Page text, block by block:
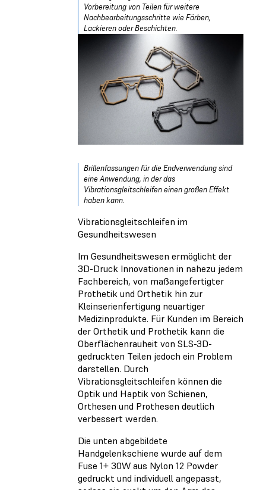
Vorbereitung von Teilen für weitere
Nachbearbeitungsschritte wie Färben,
Lackieren oder Beschichten.
Brillenfassungen für die Endverwendung sind
eine Anwendung, in der das
Vibrationsgleitschleifen einen großen Effekt
haben kann.
Vibrationsgleitschleifen im
Gesundheitswesen
Im Gesundheitswesen ermöglicht der
3D-Druck Innovationen in nahezu jedem
Fachbereich, von maßangefertigter
Prothetik und Orthetik hin zur
Kleinserienfertigung neuartiger
Medizinprodukte. Für Kunden im Bereich
der Orthetik und Prothetik kann die
Oberflächenrauheit von SLS-3D-
gedruckten Teilen jedoch ein Problem
darstellen. Durch
Vibrationsgleitschleifen können die
Optik und Haptik von Schienen,
Orthesen und Prothesen deutlich
verbessert werden.
Die unten abgebildete
Handgelenkschiene wurde auf dem
Fuse 1+ 30W aus Nylon 12 Powder
gedruckt und individuell angepasst,